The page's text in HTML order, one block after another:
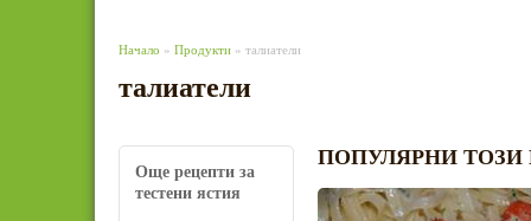
Начало » Продукти » талиатели
талиатели
Още рецепти за
тестени ястия
ПОПУЛЯРНИ ТОЗИ